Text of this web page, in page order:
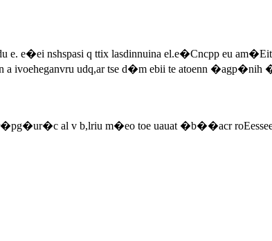
e�ei nshspasi q ttix lasdinnuina el.e�Cncpp eu
a ivoeheganvru udq,ar tse d�m ebii te atoenn �agp�nih
al v b,lriu m�eo toe uauat �b��acr